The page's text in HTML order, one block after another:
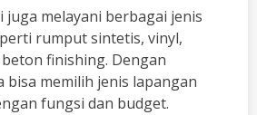
juga melayani berbagai jenis
rumput sintetis, vinyl,
finishing. Dengan
bisa memilih jenis lapangan
fungsi dan budget.